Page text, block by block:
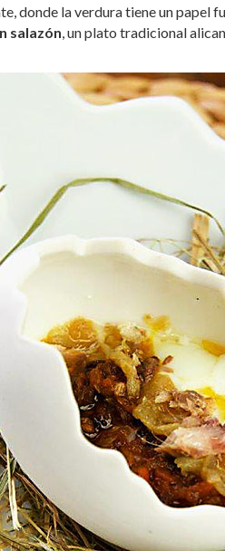
donde la verdura tiene un papel
salazón , un plato tradicional